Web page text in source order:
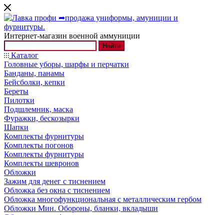
Интернет-магазин военной аммуниции
Найти
Каталог
Головные уборы, шарфы и перчатки
Банданы, панамы
Бейсболки, кепки
Береты
Пилотки
Подшлемник, маска
Фуражки, бескозырки
Шапки
Комплекты фурнитуры
Комплекты погонов
Комплекты фурнитуры
Комплекты шевронов
Обложки
Зажим для денег с тиснением
Обложка без окна с тиснением
Обложка многофункциональная с металлическим гербом
Обложки Мин. Обороны, бланки, вкладыши